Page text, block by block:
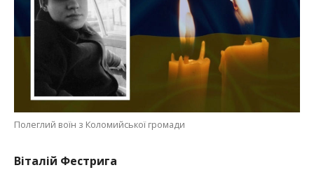
Полеглий воїн з Коломийської громади
Віталій Фестрига